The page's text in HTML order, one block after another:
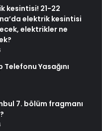
kesintisi! 21-22
elektrik kesintisi
elektrikler ne
Yasağını
7. bölüm fragmanı